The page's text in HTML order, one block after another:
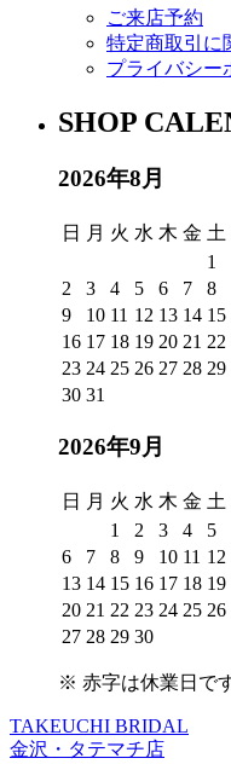
ご来店予約
特定商取引に
プライバシー
SHOP
2026年8月
日 月 火 水 木 金 土
1
2
3 4 5 6 7
8
9
10 11 12 13 14 15
16 17 18 19 20 21 22
23 24 25 26 27 28 29
30 31
2026年9月
日 月 火 水 木 金 土
1
2 3 4
5
6
7 8 9 10 11 12
13 14 15 16 17 18 19
20 21 22 23 24 25 26
27 28 29 30
※ 赤字は休業日 で
TAKEUCHI BRIDAL
金沢・タテマチ店